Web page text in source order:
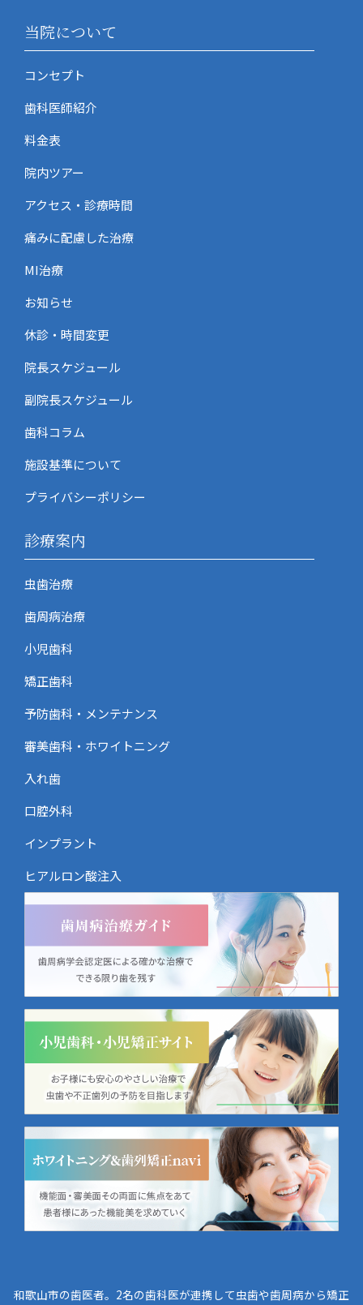
当院について
コンセプト
歯科医師紹介
料金表
院内ツアー
アクセス・診療時間
痛みに配慮した治療
MI治療
お知らせ
休診・時間変更
院長スケジュール
副院長スケジュール
歯科コラム
施設基準について
プライバシーポリシー
診療案内
虫歯治療
歯周病治療
小児歯科
矯正歯科
予防歯科・メンテナンス
審美歯科・ホワイトニング
入れ歯
口腔外科
インプラント
ヒアルロン酸注入
和歌山市の歯医者。2名の歯科医が連携して虫歯や歯周病から矯正